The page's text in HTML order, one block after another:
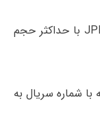
۱- یک قطعه عکس اسکن شده به فرمت JPEG با حداکثر حجم
شماره سریال به